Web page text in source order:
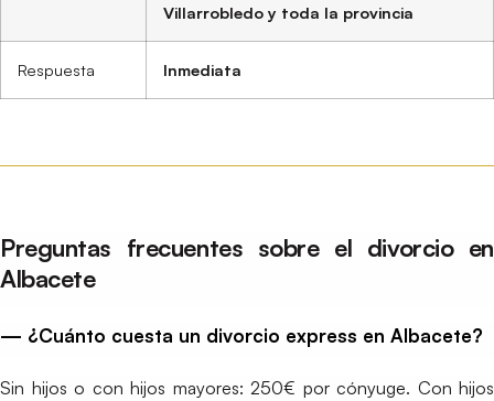
Villarrobledo y toda la provincia
Respuesta Inmediata
Preguntas frecuentes sobre el divorcio en
Albacete
— ¿Cuánto cuesta un divorcio express en Albacete?
Sin hijos o con hijos mayores: 250€ por cónyuge. Con hijos